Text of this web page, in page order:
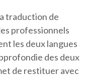
traduction de
professionnels
les deux langues
des deux
de restituer avec